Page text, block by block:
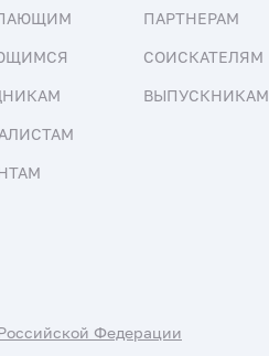
ПАРТНЕРАМ
СОИСКАТЕЛЯМ
ВЫПУСКНИКАМ
Федерации